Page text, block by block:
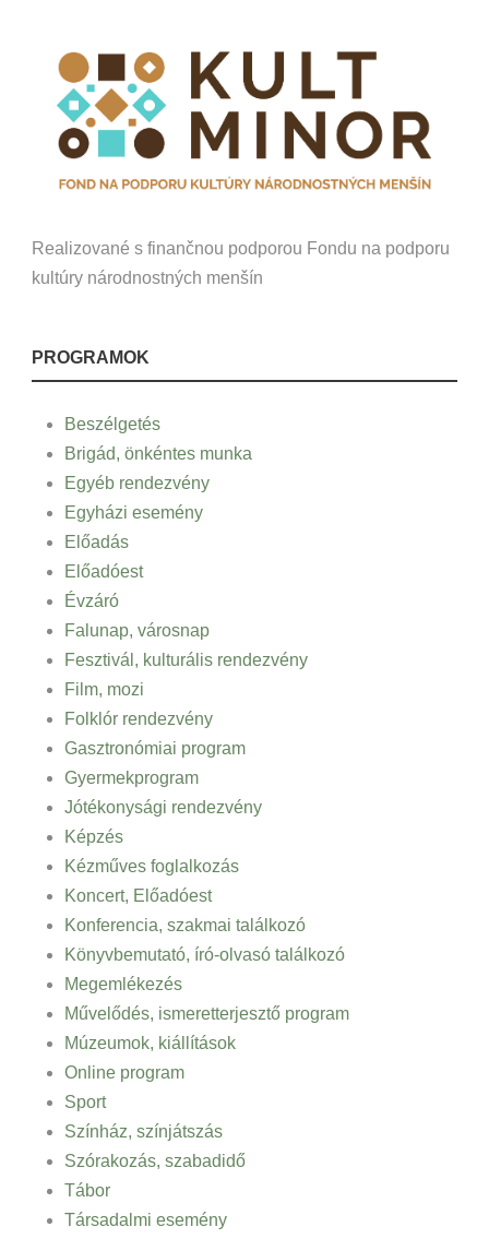
Realizované s finančnou podporou Fondu na podporu
kultúry národnostných menšín
PROGRAMOK
Beszélgetés
Brigád, önkéntes munka
Egyéb rendezvény
Egyházi esemény
Előadás
Előadóest
Évzáró
Falunap, városnap
Fesztivál, kulturális rendezvény
Film, mozi
Folklór rendezvény
Gasztronómiai program
Gyermekprogram
Jótékonysági rendezvény
Képzés
Kézműves foglalkozás
Koncert, Előadóest
Konferencia, szakmai találkozó
Könyvbemutató, író-olvasó találkozó
Megemlékezés
Művelődés, ismeretterjesztő program
Múzeumok, kiállítások
Online program
Sport
Színház, színjátszás
Szórakozás, szabadidő
Tábor
Társadalmi esemény